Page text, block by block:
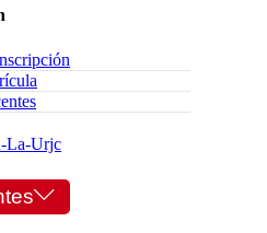
La-Urjc